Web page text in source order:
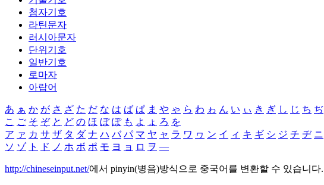
첨자기호
라틴문자
러시아문자
단위기호
일반기호
로마자
아랍어
あ ぁ か が さ ざ た だ な は ば ぱ ま や ゃ ら わ ゎ ん い ぃ き ぎ し じ ち ぢ
こ ご そ ぞ と ど の ほ ぼ ぽ も よ ょ ろ を
ア ァ カ サ ザ タ ダ ナ ハ バ パ マ ヤ ャ ラ ワ ヮ ン イ ィ キ ギ シ ジ チ ヂ ニ
ソ ゾ ト ド ノ ホ ボ ポ モ ヨ ョ ロ ヲ ―
http://chineseinput.net/에서 pinyin(병음)방식으로 중국어를 변환할 수 있습니다.